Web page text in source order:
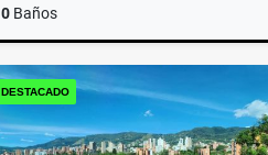
0 Baños
$950.000.000
DESTACADO